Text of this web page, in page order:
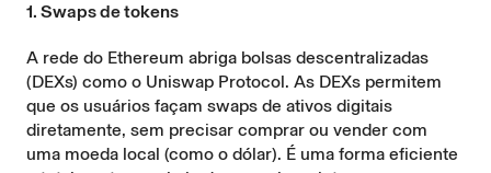
1. Swaps de tokens
A rede do Ethereum abriga bolsas descentralizadas
(DEXs) como o Uniswap Protocol. As DEXs permitem
que os usuários façam swaps de ativos digitais
diretamente, sem precisar comprar ou vender com
uma moeda local (como o dólar). É uma forma eficiente